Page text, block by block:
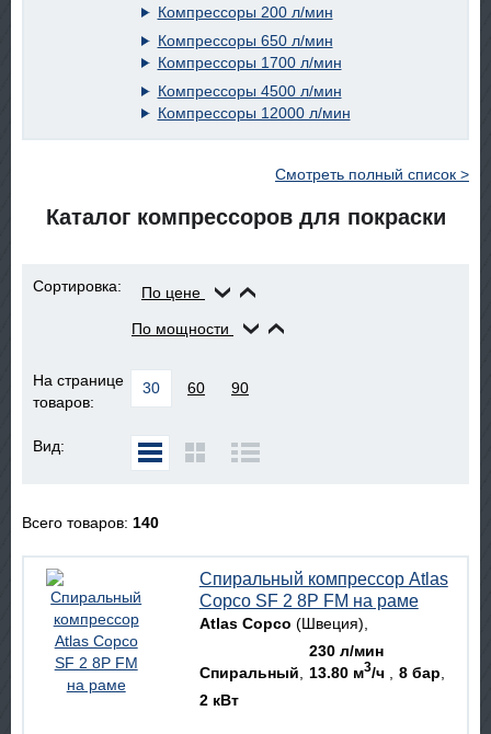
Компрессоры 200 л/мин
Компрессоры 650 л/мин
Компрессоры 1700 л/мин
Компрессоры 4500 л/мин
Компрессоры 12000 л/мин
Смотреть полный список >
Каталог компрессоров для покраски
Сортировка: По цене
По мощности
На странице
товаров:
30 60 90
Вид:
Всего товаров: 140
Спиральный компрессор Atlas
Copco SF 2 8P FM на раме
Atlas Copco (Швеция)
Спиральный
230 л/мин
13.80 м3/ч
8 бар
2 кВт